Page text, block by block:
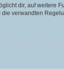
dir, auf weitere
verwandten